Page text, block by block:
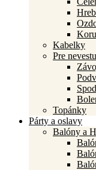
Kabelky
Pre nevestu
Topánky
Párty a oslavy
Balóny a